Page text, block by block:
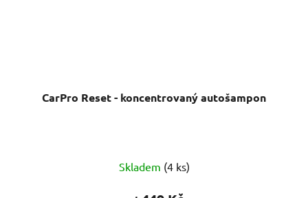
CarPro Reset - koncentrovaný autošampon
hodnocení
produktu
Skladem (4 ks)